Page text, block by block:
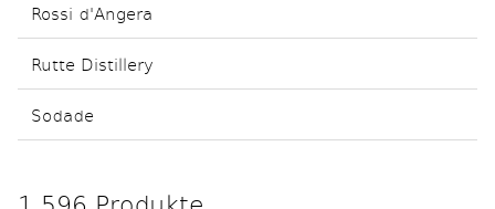
Rossi d'Angera
Rutte Distillery
Sodade